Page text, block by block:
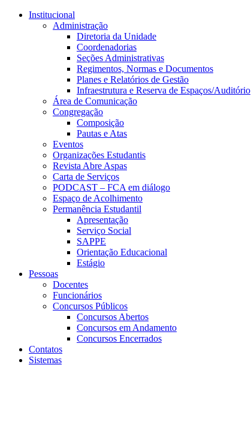
Conteúdo principal
Institucional
Administração
Diretoria da Unidade
Coordenadorias
Seções Administrativas
Regimentos, Normas e Documentos
Planes e Relatórios de Gestão
Infraestrutura e Reserva de Espaços/Auditório
Área de Comunicação
Congregação
Composição
Pautas e Atas
Eventos
Organizações Estudantis
Revista Abre Aspas
Carta de Serviços
PODCAST – FCA em diálogo
Espaço de Acolhimento
Permanência Estudantil
Apresentação
Serviço Social
SAPPE
Orientação Educacional
Estágio
Pessoas
Docentes
Funcionários
Concursos Públicos
Concursos Abertos
Concursos em Andamento
Concursos Encerrados
Contatos
Sistemas